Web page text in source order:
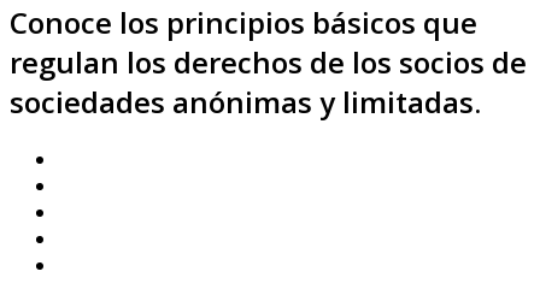
Conoce los principios básicos que
regulan los derechos de los socios de
sociedades anónimas y limitadas.